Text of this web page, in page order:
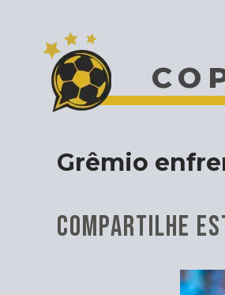
Grêmio
COMPARTILHE